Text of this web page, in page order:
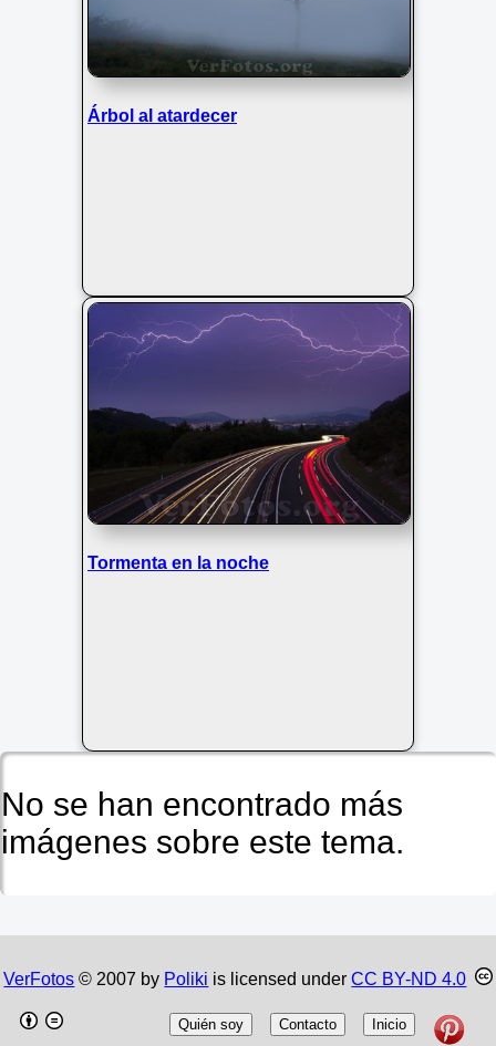
Árbol al atardecer
Tormenta en la noche
No se han encontrado más
imágenes sobre este tema.
VerFotos © 2007 by Poliki is licensed underCC BY-ND 4.0
Quién soy Contacto Inicio